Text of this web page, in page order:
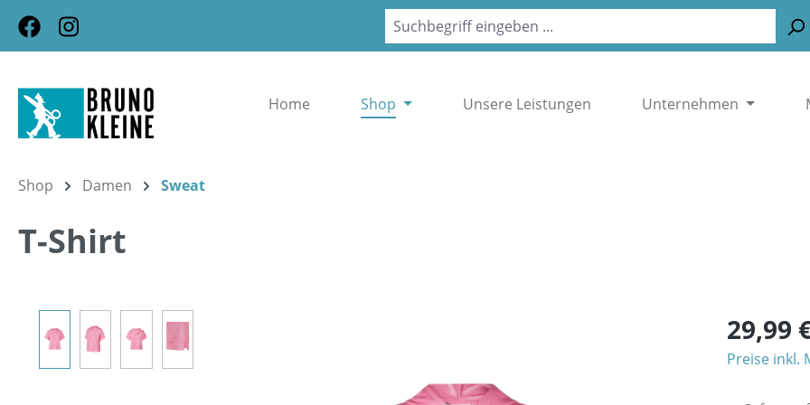
Hauptinhalt springen
Zur Suche springen
Zur Hauptnavigation springen
Home Shop Unsere Leistungen Unternehmen
Shop Damen Sweat
T-Shirt
Bildergalerie überspringen 29,99
Preise inkl.